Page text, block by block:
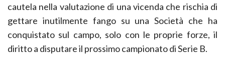
cautela nella valutazione di una vicenda che rischia di
gettare inutilmente fango su una Società che ha
conquistato sul campo, solo con le proprie forze, il
diritto a disputare il prossimo campionato di Serie B.